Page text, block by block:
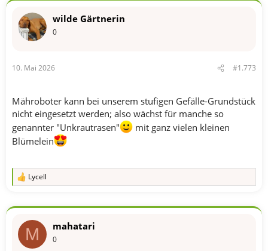
o
:
wilde Gärtnerin
0
10. Mai 2026 #1.773
Mähroboter kann bei unserem stufigen Gefälle-Grundstück
nicht eingesetzt werden; also wächst für manche so
genannter "Unkrautrasen"
mit ganz vielen kleinen
Blümelein
R
k
o
Lycell
M mahatari
0